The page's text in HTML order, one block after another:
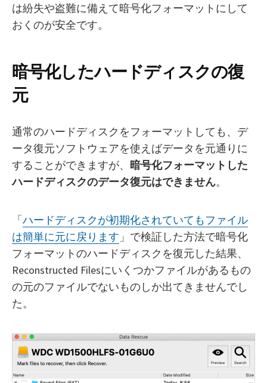
は紛失や盗難に備えて暗号化フォーマットにして
おくのが安全です。
暗号化したハードディスクの復
元
通常のハードディスクをフォーマットしても、デ
ータ復元ソフトウェアを使えばデータを元通りに
することができますが、 暗号化フォーマットした
ハードディスクのデータ復元はできません。
「ハードディスクが初期化されていてもファイル
は簡単に元に戻ります 」で検証した方法で暗号化
フォーマットのハードディスクを復元した結果、
Reconstructed Filesにいくつかファイルがあるもの
の元のファイルでないものしか出てきませんでし
た。